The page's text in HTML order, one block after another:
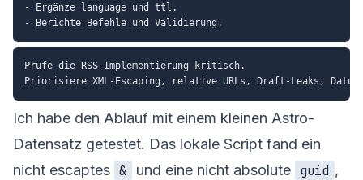
- Ergänze language und ttl.
Prüfe die RSS-Implementierung kritisch.
Ich habe den Ablauf mit einem kleinen Astro-
Datensatz getestet. Das lokale Script fand ein
nicht escaptes & und eine nicht absolute guid ,